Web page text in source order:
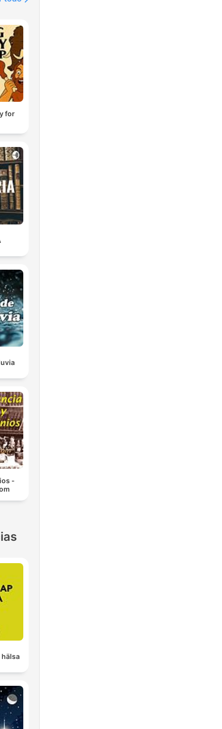
for
-
hälsa